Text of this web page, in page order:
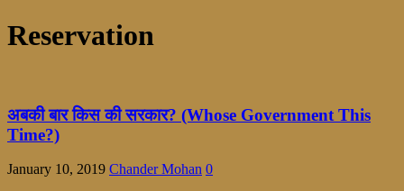
Reservation
अबकी बार किस की सरकार? (Whose Government This
Time?)
January 10, 2019 Chander Mohan 0